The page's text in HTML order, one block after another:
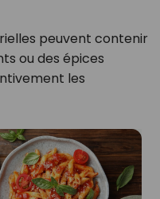
peuvent contenir
ou des épices
les